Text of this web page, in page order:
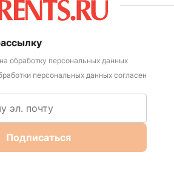
обработку персональных данных
персональных данных согласен
Подписаться